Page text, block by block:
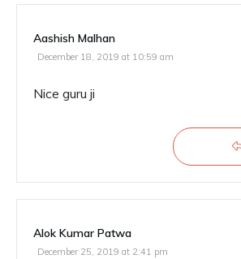
Aashish Malhan
December 18, 2019 at 10:59 am
Nice guru ji
Alok Kumar Patwa
December 25, 2019 at 2:41 pm